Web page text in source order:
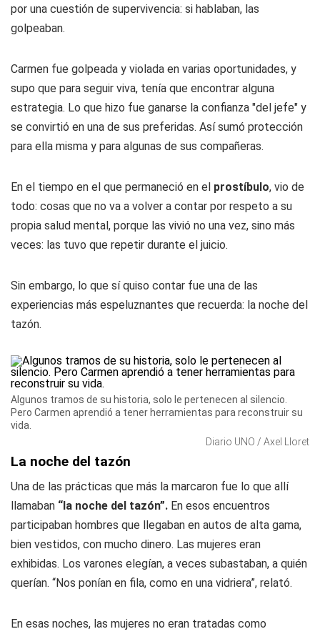
por una cuestión de supervivencia: si hablaban, las
golpeaban.
Carmen fue golpeada y violada en varias oportunidades, y
supo que para seguir viva, tenía que encontrar alguna
estrategia. Lo que hizo fue ganarse la confianza "del jefe" y
se convirtió en una de sus preferidas. Así sumó protección
para ella misma y para algunas de sus compañeras.
En el tiempo en el que permaneció en el prostíbulo, vio de
todo: cosas que no va a volver a contar por respeto a su
propia salud mental, porque las vivió no una vez, sino más
veces: las tuvo que repetir durante el juicio.
Sin embargo, lo que sí quiso contar fue una de las
experiencias más espeluznantes que recuerda: la noche del
tazón.
Algunos tramos de su historia, solo le pertenecen al silencio.
Pero Carmen aprendió a tener herramientas para reconstruir su
vida.
Diario UNO / Axel Lloret
La noche del tazón
Una de las prácticas que más la marcaron fue lo que allí
llamaban “la noche del tazón”. En esos encuentros
participaban hombres que llegaban en autos de alta gama,
bien vestidos, con mucho dinero. Las mujeres eran
exhibidas. Los varones elegían, a veces subastaban, a quién
querían. “Nos ponían en fila, como en una vidriera”, relató.
En esas noches, las mujeres no eran tratadas como